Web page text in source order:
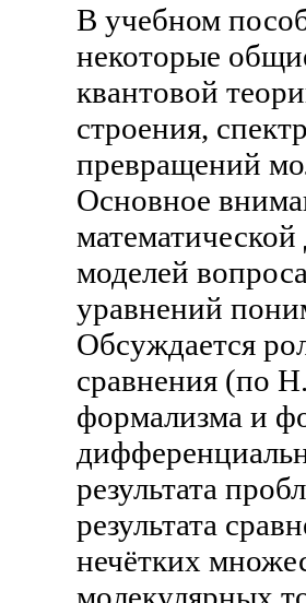
В учебном
некоторые
квантовой
строения,
превращений
Основное
математической
моделей
уравнений
Обсуждается
сравнения (по
формализма и
результата
результата
нечётких